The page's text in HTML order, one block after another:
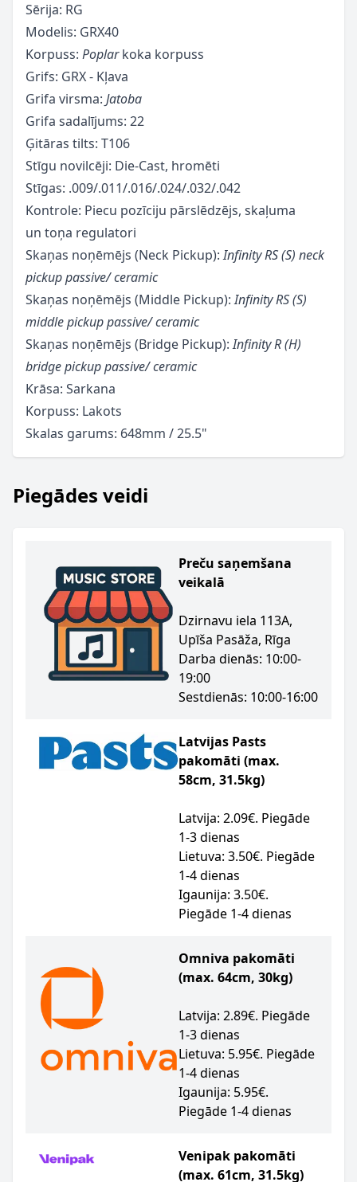
Sērija: RG
Modelis: GRX40
Korpuss: Poplarkoka korpuss
Grifs: GRX - Kļava
Grifa virsma: Jatoba
Grifa sadalījums: 22
Ģitāras tilts: T106
Stīgu novilcēji: Die-Cast, hromēti
Stīgas: .009/.011/.016/.024/.032/.042
Kontrole: Piecu pozīciju pārslēdzējs, skaļuma
un toņa regulatori
Skaņas noņēmējs (Neck Pickup):Infinity RS (S) neck
pickup passive/ ceramic
Skaņas noņēmējs (Middle Pickup):Infinity RS (S)
middle pickup passive/ ceramic
Skaņas noņēmējs (Bridge Pickup):Infinity R (H)
bridge pickup passive/ ceramic
Krāsa: Sarkana
Korpuss: Lakots
Skalas garums: 648mm / 25.5"
Piegādes veidi
Preču saņemšana
veikalā
Dzirnavu iela 113A,
Upīša Pasāža, Rīga
Darba dienās: 10:00-
19:00
Sestdienās: 10:00-16:00
Latvijas Pasts
pakomāti (max.
58cm, 31.5kg)
Latvija: 2.09€. Piegāde
1-3 dienas
Lietuva: 3.50€. Piegāde
1-4 dienas
Igaunija: 3.50€.
Piegāde 1-4 dienas
Omniva pakomāti
(max. 64cm, 30kg)
Latvija: 2.89€. Piegāde
1-3 dienas
Lietuva: 5.95€. Piegāde
1-4 dienas
Igaunija: 5.95€.
Piegāde 1-4 dienas
Venipak pakomāti
(max. 61cm, 31.5kg)